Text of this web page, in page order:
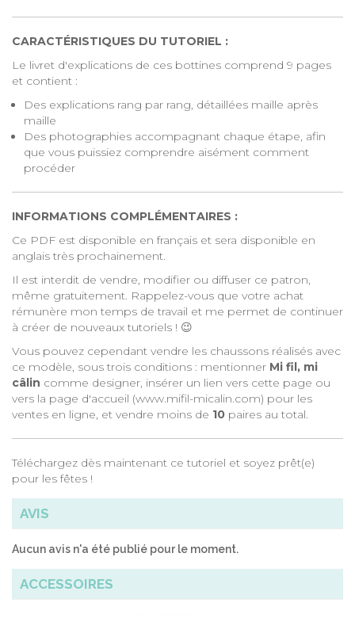
CARACTÉRISTIQUES DU TUTORIEL :
Le livret d'explications de ces bottines comprend 9 pages
et contient :
Des explications rang par rang, détaillées maille après
maille
Des photographies accompagnant chaque étape, afin
que vous puissiez comprendre aisément comment
procéder
INFORMATIONS COMPLÉMENTAIRES :
Ce PDF est disponible en français et sera disponible en
anglais très prochainement.
Il est interdit de vendre, modifier ou diffuser ce patron,
même gratuitement. Rappelez-vous que votre achat
rémunère mon temps de travail et me permet de continuer
à créer de nouveaux tutoriels ! 😉
Vous pouvez cependant vendre les chaussons réalisés avec
ce modèle, sous trois conditions : mentionner Mi fil, mi
câlin comme designer, insérer un lien vers cette page ou
vers la page d'accueil (www.mifil-micalin.com) pour les
ventes en ligne, et vendre moins de 10 paires au total.
Téléchargez dès maintenant ce tutoriel et soyez prêt(e)
pour les fêtes !
AVIS
Aucun avis n'a été publié pour le moment.
ACCESSOIRES